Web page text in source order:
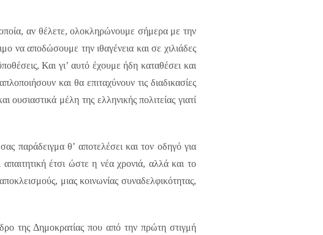
αν θέλετε, ολοκληρώνουμε σήμερα με την
να αποδώσουμε την ιθαγένεια και σε χιλιάδες
Και γι’ αυτό έχουμε ήδη καταθέσει και
και θα επιταχύνουν τις διαδικασίες
ουσιαστικά μέλη της ελληνικής πολιτείας γιατί
παράδειγμα θ’ αποτελέσει και τον οδηγό για
έτσι ώστε η νέα χρονιά, αλλά και το
μιας κοινωνίας συναδελφικότητας,
της Δημοκρατίας που από την πρώτη στιγμή